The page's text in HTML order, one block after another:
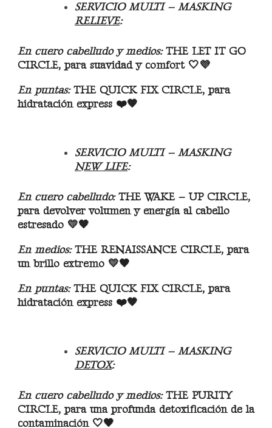
SERVICIO MULTI – MASKING
RELIEVE:
En cuero cabelludo y medios:THE LET IT GO
CIRCLE, para suavidad y comfort 🤍💜
En puntas:THE QUICK FIX CIRCLE, para
hidratación express ❤️🧡
SERVICIO MULTI – MASKING
NEW LIFE:
En cuero cabelludo:THE WAKE – UP CIRCLE,
para devolver volumen y energía al cabello
estresado 💛🧡
En medios:THE RENAISSANCE CIRCLE, para
un brillo extremo 💛🖤
En puntas:THE QUICK FIX CIRCLE, para
hidratación express ❤️🧡
SERVICIO MULTI – MASKING
DETOX:
En cuero cabelludo y medios:THE PURITY
CIRCLE, para una profunda detoxificación de la
contaminación 🤍🖤